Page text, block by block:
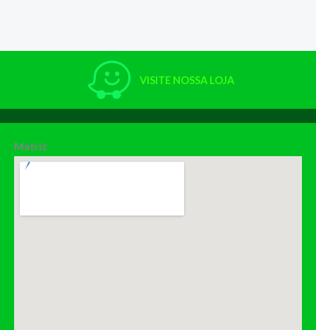
VISITE NOSSA LOJA
Matriz